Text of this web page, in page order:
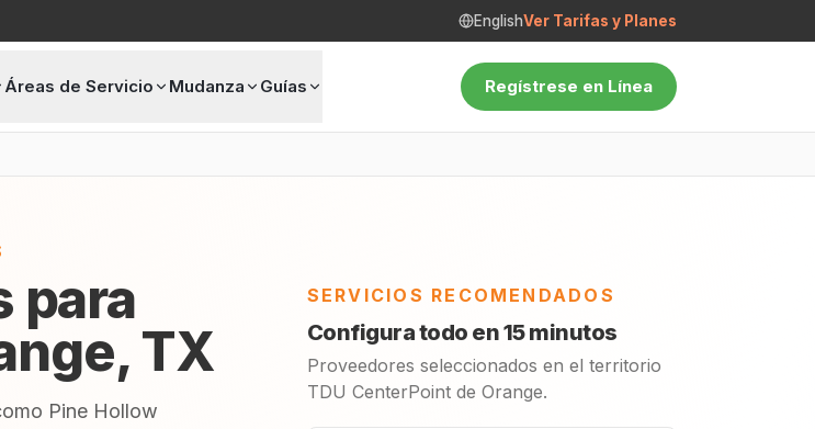
EnglishVer Tarifas y Planes
Áreas de Servicio Mudanza Guías Regístrese en Línea
para
TX
Pine Hollow
SERVICIOS RECOMENDADOS
Configura todo en 15 minutos
Proveedores seleccionados en el territorio
TDU CenterPoint de Orange.